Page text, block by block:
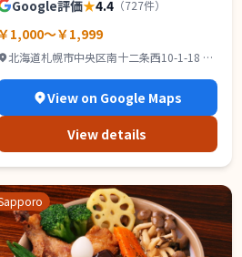
Google評価★4.4（727件）
￥1,000～￥1,999
北海道札幌市中央区南十二条西10-1-18 グ
View on Google Maps
View details